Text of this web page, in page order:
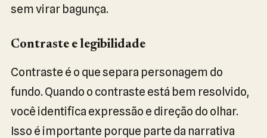
sem virar bagunça.
Contraste e legibilidade
Contraste é o que separa personagem do
fundo. Quando o contraste está bem resolvido,
você identifica expressão e direção do olhar.
Isso é importante porque parte da narrativa